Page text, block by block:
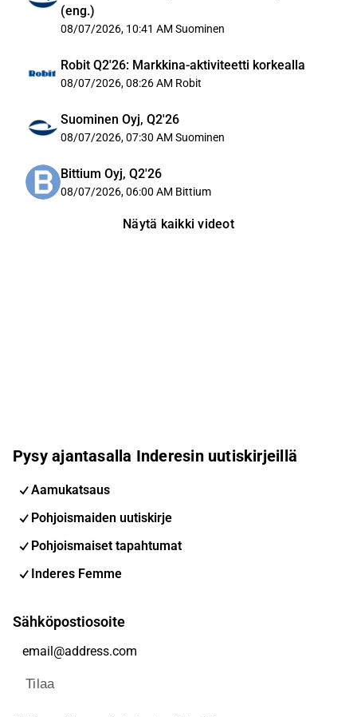
(eng.)
08/07/2026, 10:41 AM Suominen
Robit Q2'26: Markkina-aktiviteetti korkealla
08/07/2026, 08:26 AM Robit
Suominen Oyj, Q2'26
08/07/2026, 07:30 AM Suominen
Bittium Oyj, Q2'26
08/07/2026, 06:00 AM Bittium
Näytä kaikki videot
Pysy ajantasalla Inderesin uutiskirjeillä
Aamukatsaus
Pohjoismaiden uutiskirje
Pohjoismaiset tapahtumat
Inderes Femme
Sähköpostiosoite
Tilaa